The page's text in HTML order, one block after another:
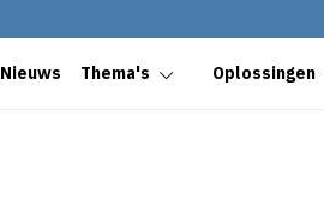
Nieuws Thema's Oplossingen